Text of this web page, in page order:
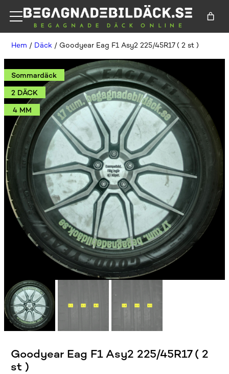
Hem / Däck / Goodyear Eag F1 Asy2 225/45R17 ( 2 st )
Sommardäck
2 DÄCK
4 MM
Goodyear Eag F1 Asy2 225/45R17 ( 2
st )